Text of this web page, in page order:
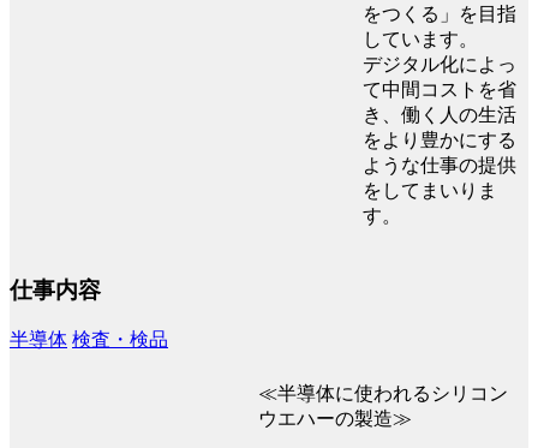
をつくる」を目指
しています。
デジタル化によっ
て中間コストを省
き、働く人の生活
をより豊かにする
ような仕事の提供
をしてまいりま
す。
仕事内容
半導体 検査・検品
≪半導体に使われるシリコン
ウエハーの製造≫